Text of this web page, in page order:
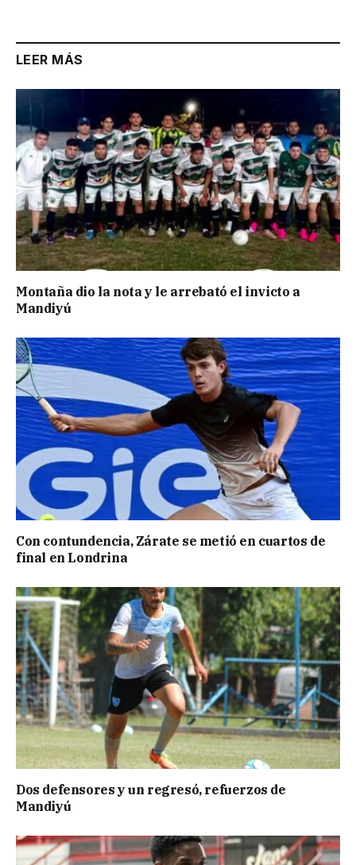
LEER MÁS
Montaña dio la nota y le arrebató el invicto a
Mandiyú
Con contundencia, Zárate se metió en cuartos de
final en Londrina
Dos defensores y un regresó, refuerzos de
Mandiyú